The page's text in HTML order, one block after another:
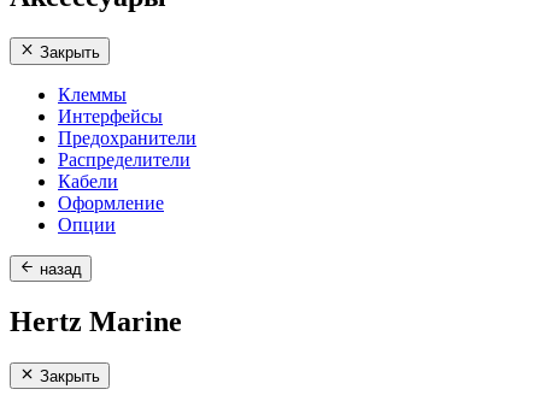
Закрыть
Клеммы
Интерфейсы
Предохранители
Распределители
Кабели
Оформление
Опции
назад
Hertz Marine
Закрыть